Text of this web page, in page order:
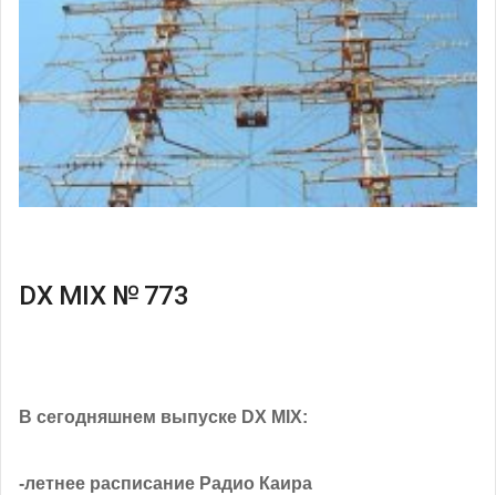
DX MIX № 773
В сегодняшнем выпуске DX MIX:
-летнее расписание Радио Каира